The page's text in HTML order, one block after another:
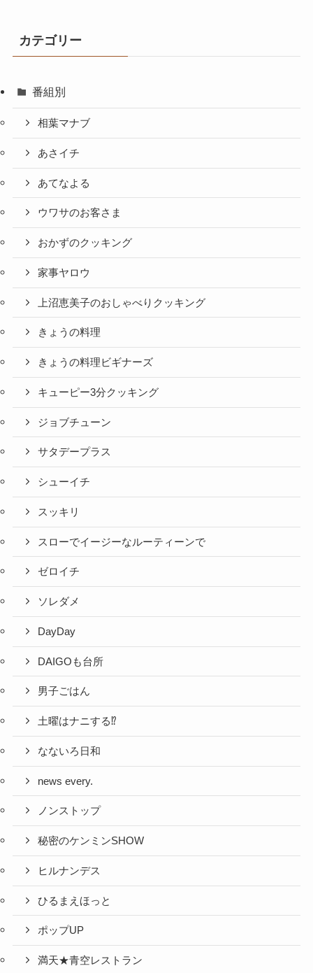
カテゴリー
番組別
相葉マナブ
あさイチ
あてなよる
ウワサのお客さま
おかずのクッキング
家事ヤロウ
上沼恵美子のおしゃべりクッキング
きょうの料理
きょうの料理ビギナーズ
キューピー3分クッキング
ジョブチューン
サタデープラス
シューイチ
スッキリ
スローでイージーなルーティーンで
ゼロイチ
ソレダメ
DayDay
DAIGOも台所
男子ごはん
土曜はナニする⁉
なないろ日和
news every.
ノンストップ
秘密のケンミンSHOW
ヒルナンデス
ひるまえほっと
ポップUP
満天★青空レストラン